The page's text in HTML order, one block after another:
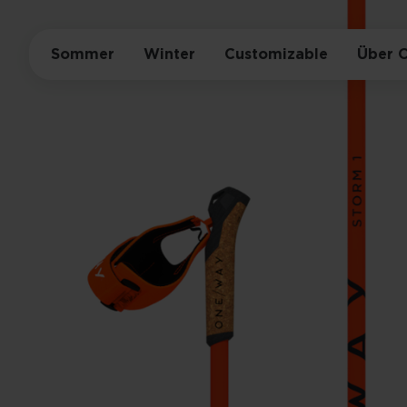
Sommer Winter Customizable Über